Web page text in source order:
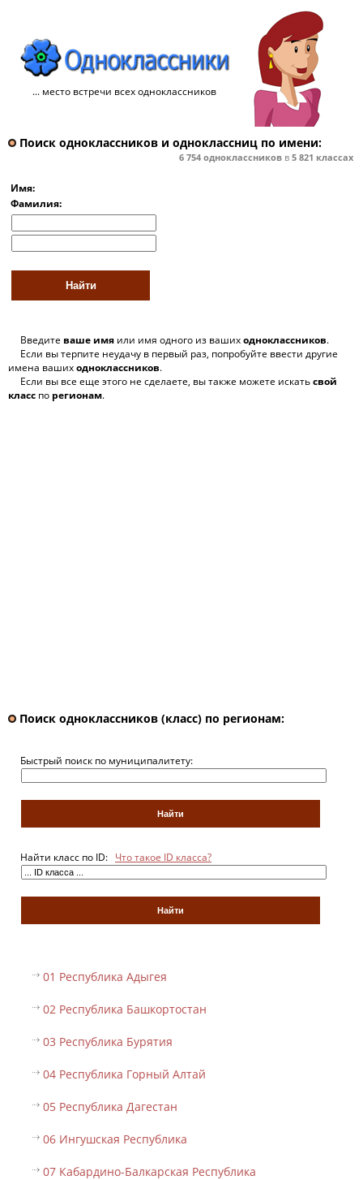
... место встречи всех одноклассников
Поиск одноклассников и одноклассниц по имени:
6 754 одноклассниковв 5 821 классах
Имя:
Фамилия:
Введите ваше имя или имя одного из вашиходноклассников.
Если вы терпите неудачу в первый раз, попробуйте ввести другие
имена вашиходноклассников.
Если вы все еще этого не сделаете, вы также можете искатьсвой
класс по регионам.
Поиск одноклассников (класс) по регионам:
Быстрый поиск по муниципалитету:
Найти класс по ID: Что такое ID класса?
01 Республика Адыгея
02 Республика Башкортостан
03 Республика Бурятия
04 Республика Горный Алтай
05 Республика Дагестан
06 Ингушская Республика
07 Кабардино-Балкарская Республика